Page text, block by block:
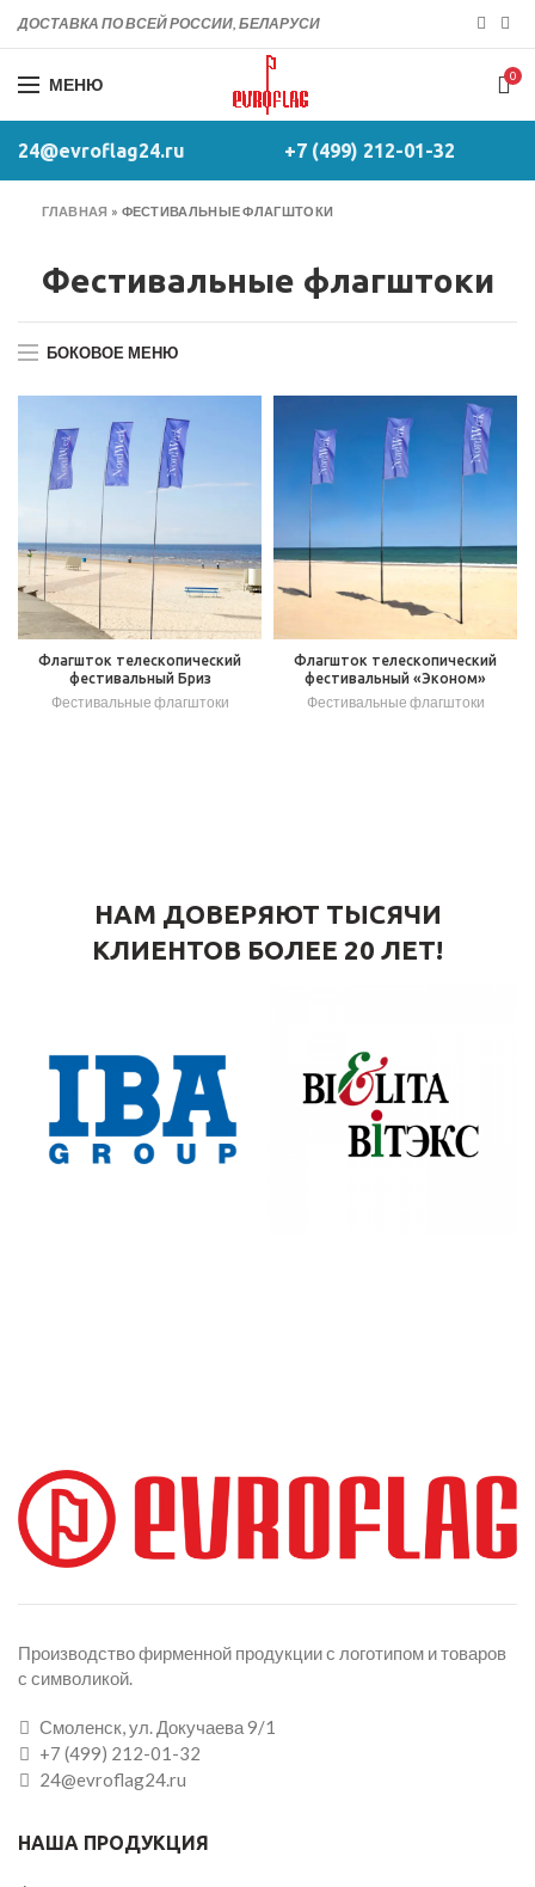
ДОСТАВКА ПО ВСЕЙ РОССИИ, БЕЛАРУСИ
МЕНЮ 0
24@evroflag24.ru +7 (499) 212-01-32
ГЛАВНАЯ » ФЕСТИВАЛЬНЫЕ ФЛАГШТОКИ
Фестивальные флагштоки
БОКОВОЕ МЕНЮ
Флагшток телескопический
фестивальный Бриз
Фестивальные флагштоки
Флагшток телескопический
фестивальный «Эконом»
Фестивальные флагштоки
НАМ ДОВЕРЯЮТ ТЫСЯЧИ
КЛИЕНТОВ БОЛЕЕ 20 ЛЕТ!
Производство фирменной продукции с логотипом и товаров
с символикой.
Смоленск, ул. Докучаева 9/1
+7 (499) 212-01-32
24@evroflag24.ru
НАША ПРОДУКЦИЯ